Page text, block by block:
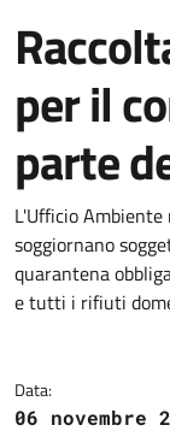
per il
parte
Dettagli
L'Ufficio
soggiornano
quarantena
e tutti i rifiuti
Data:
06 novembre